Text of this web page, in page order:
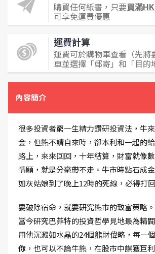
購買任何紙書，只要買滿
可享免運費優惠
運費計算
運費可於購物車查看（先將
車並選擇「郵寄」和「目的
內容簡介
很多投資者窮一生精力鑽研投資法，牛
金，但熊不請自來時，卻本利和一起的
路上，來來回回，十年結算，財富就像
情願，就是分毫帶不走。牛市時點石成
如灰姑娘到了晚上12時的死線，必得打
要破除宿命，就要研究熊市的致富策略
當今研究巴菲特的投資哲學見地最為精
用他沉澱如水晶的24個熊財偉略，每一個
你 ，也可以不論牛熊，在股市中謀獲巨利